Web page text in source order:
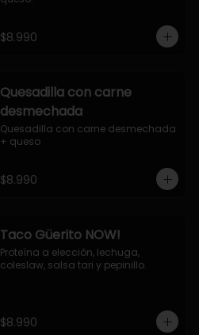
$8.990
Quesadilla con carne
desmechada
Quesadilla con carne desmechada
+ queso
$8.990
Taco Güerito NOW!
Proteína a elección, lechuga,
coleslaw, salsa tari y pepinillo.
$8.990